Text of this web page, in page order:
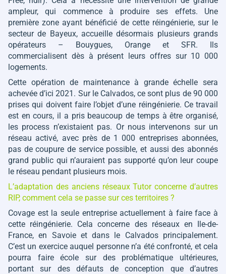
ampleur, qui commence à produire ses effets. Une
première zone ayant bénéficié de cette réingénierie, sur le
secteur de Bayeux, accueille désormais plusieurs grands
opérateurs – Bouygues, Orange et SFR. Ils
commercialisent dès à présent leurs offres sur 10 000
logements.
Cette opération de maintenance à grande échelle sera
achevée d’ici 2021. Sur le Calvados, ce sont plus de 90 000
prises qui doivent faire l’objet d’une réingénierie. Ce travail
est en cours, il a pris beaucoup de temps à être organisé,
les process n’existaient pas. Or nous intervenons sur un
réseau activé, avec près de 1 000 entreprises abonnées,
pas de coupure de service possible, et aussi des abonnés
grand public qui n’auraient pas supporté qu’on leur coupe
le réseau pendant plusieurs mois.
L’adaptation des anciens réseaux Tutor concerne d’autres
RIP, comment cela se passe sur ces territoires ?
Covage est la seule entreprise actuellement à faire face à
cette réingénierie. Cela concerne des réseaux en Ile-de-
France, en Savoie et dans le Calvados principalement.
C’est un exercice auquel personne n’a été confronté, et cela
pourra faire école sur des problématique ultérieures,
portant sur des défauts de conception que d’autres